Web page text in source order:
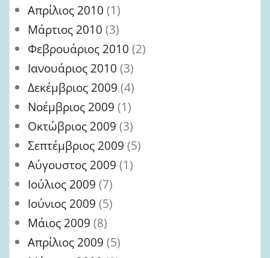
Απρίλιος 2010 (1)
Μάρτιος 2010 (3)
Φεβρουάριος 2010 (2)
Ιανουάριος 2010 (3)
Δεκέμβριος 2009 (4)
Νοέμβριος 2009 (1)
Οκτώβριος 2009 (3)
Σεπτέμβριος 2009 (5)
Αύγουστος 2009 (1)
Ιούλιος 2009 (7)
Ιούνιος 2009 (5)
Μάιος 2009 (8)
Απρίλιος 2009 (5)